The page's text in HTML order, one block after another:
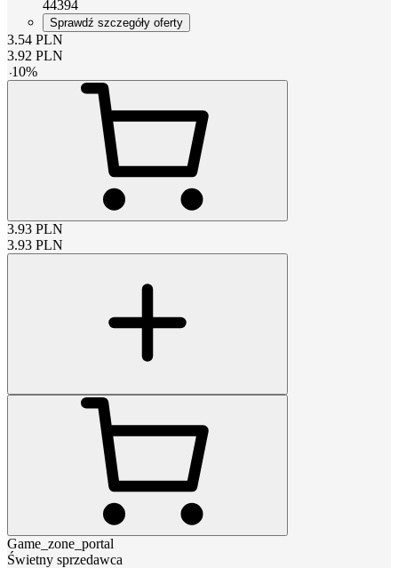
44394
Sprawdź szczegóły oferty
3.54 PLN
3.92 PLN
-10%
3.93 PLN
3.93 PLN
Game_zone_portal
Świetny sprzedawca